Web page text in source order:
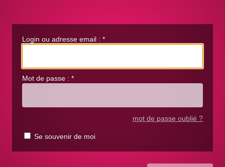
Login ou adresse email : *
Mot de passe : *
mot de passe oublié ?
Se souvenir de moi